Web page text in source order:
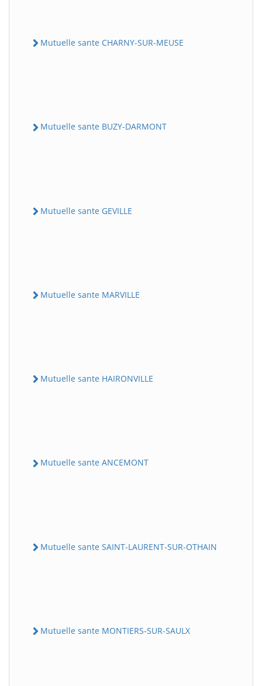
Mutuelle sante CHARNY-SUR-MEUSE
Mutuelle sante BUZY-DARMONT
Mutuelle sante GEVILLE
Mutuelle sante MARVILLE
Mutuelle sante HAIRONVILLE
Mutuelle sante ANCEMONT
Mutuelle sante SAINT-LAURENT-SUR-OTHAIN
Mutuelle sante MONTIERS-SUR-SAULX